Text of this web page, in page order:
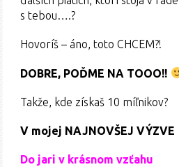
s tebou….?
Hovoríš – áno, toto CHCEM?!
DOBRE, POĎME NA TOOO!!
Takže, kde získaš 10 míľnikov?
V mojej NAJNOVŠEJ VÝZVE
Do jari v krásnom vzťahu